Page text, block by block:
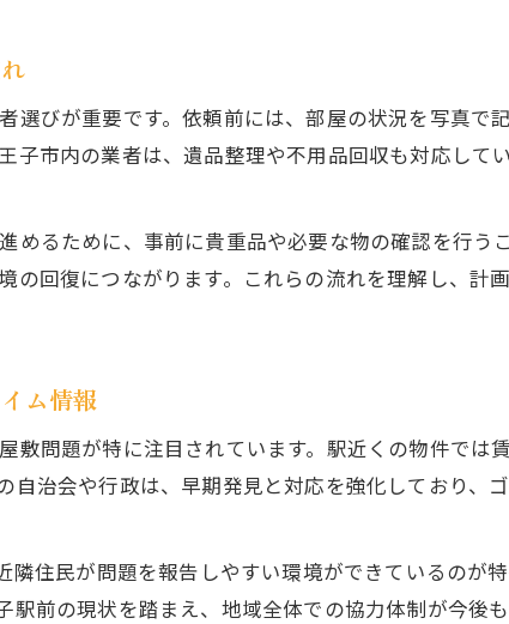
再発防止を重視した八王子のゴミ屋敷対策
家族や周囲と連携したゴミ屋敷対策の進め方
行政支援も活用したゴミ屋敷撤去の流れ
八王子市のゴミ屋敷条例や行政対応を詳しく解説
行政支援を利用したゴミ屋敷片付けの流れ
行政窓口へのゴミ屋敷相談方法とポイント
八王子市のゴミ屋敷解体後に必要な手続きとは
選びが重要です。依頼前には、部屋の状況を写真で
子市内の業者は、遺品整理や不用品回収も対応して
めるために、事前に貴重品や必要な物の確認を行う
の回復につながります。これらの流れを理解し、計
ム情報
敷問題が特に注目されています。駅近くの物件では
自治会や行政は、早期発見と対応を強化しており、
隣住民が問題を報告しやすい環境ができているのが
駅前の現状を踏まえ、地域全体での協力体制が今後